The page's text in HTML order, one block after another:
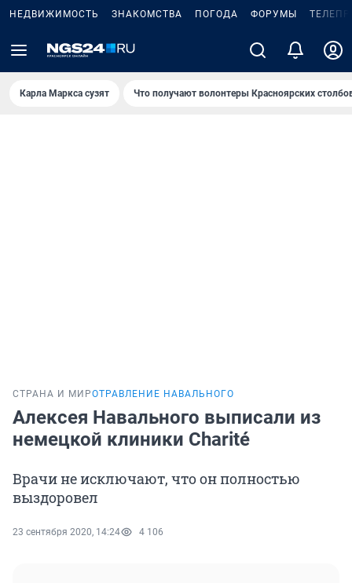
НЕДВИЖИМОСТЬ ЗНАКОМСТВА ПОГОДА ФОРУМЫ
Карла Маркса сузят Что получают волонтеры Красноярских
СТРАНА И МИРОТРАВЛЕНИЕ НАВАЛЬНОГО
Алексея Навального выписали из
немецкой клиники Charité
Врачи не исключают, что он полностью
выздоровел
23 сентября 2020, 14:24 4 106